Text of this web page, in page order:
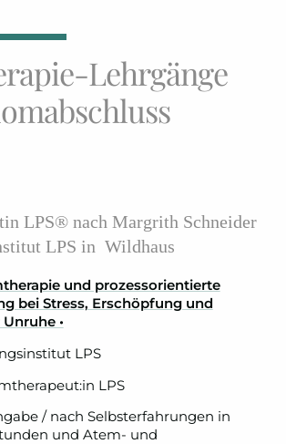
Lehrgänge
LPS® nach Margrith Schneider
LPS in Wildhaus
LPS
LPS
/ nach Selbsterfahrungen in
und Atem- und